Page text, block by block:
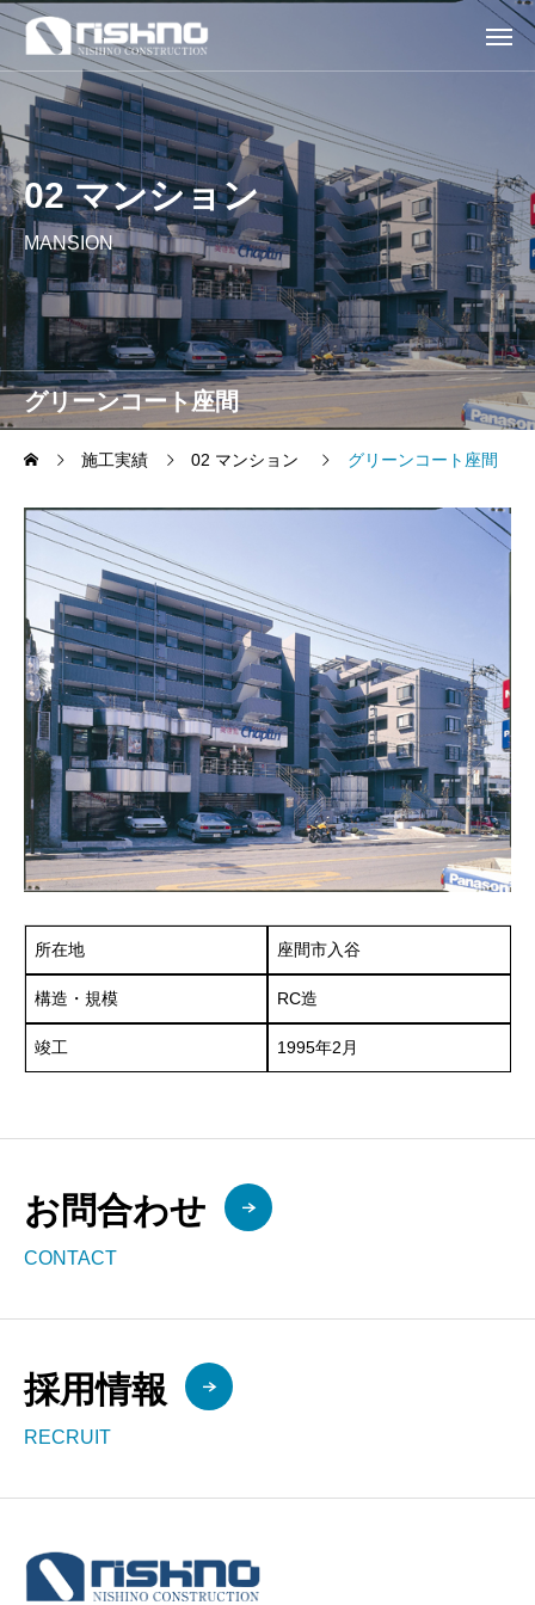
グリーンコート座間
02 マンション
MANSION
施工実績 02 マンション グリーンコート座間
所在地 座間市入谷
構造・規模 RC造
竣工 1995年2月
お問合わせ
CONTACT
採用情報
RECRUIT